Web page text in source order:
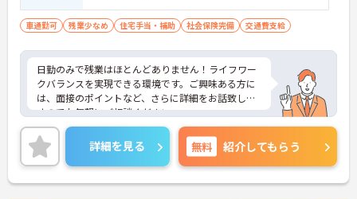
車通勤可 残業少なめ 住宅手当・補助 社会保険完備 交通費支給
日勤のみで残業はほとんどありません！ライフワー
クバランスを実現できる環境です。ご興味ある方に
は、面接のポイントなど、さらに詳細をお話致しま
すのでお気軽にご相談ください。
詳細を見る 無料 紹介してもらう